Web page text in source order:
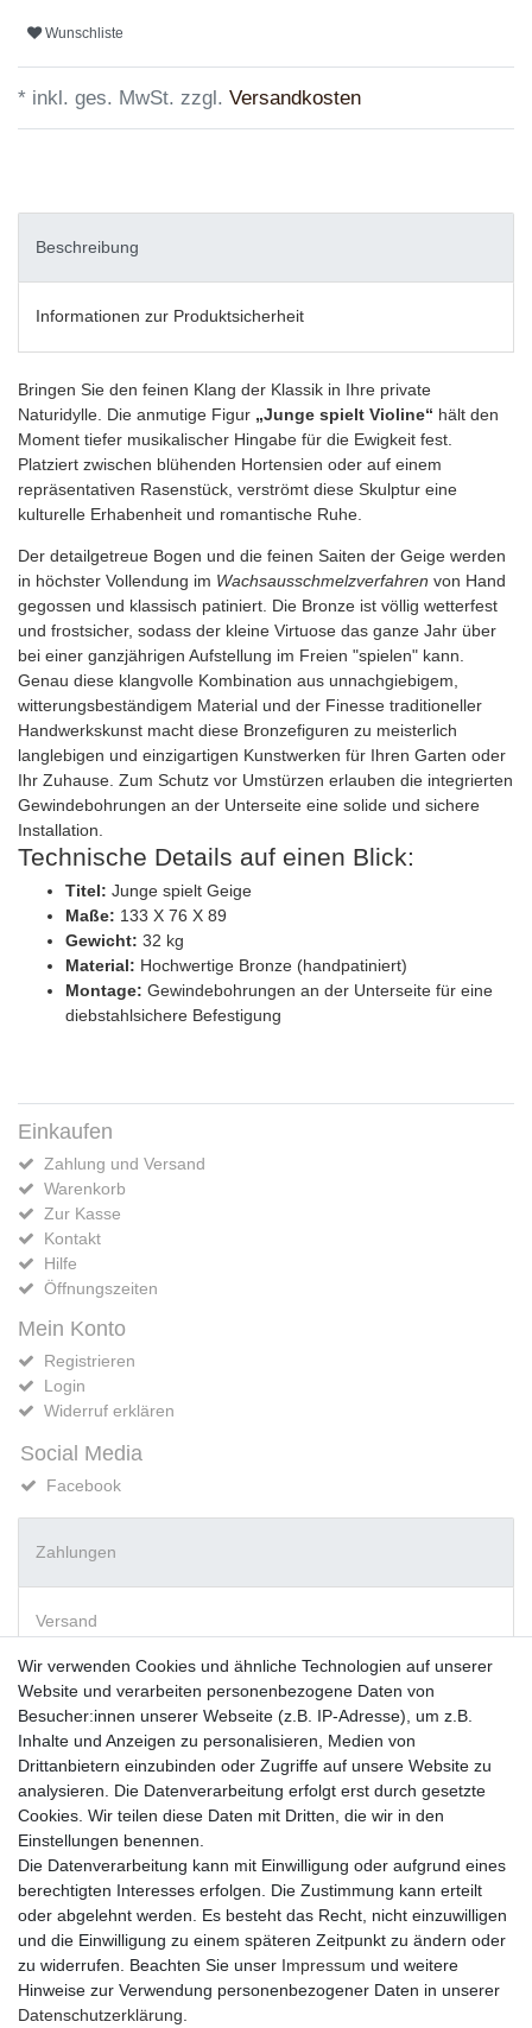
Wunschliste
* inkl. ges. MwSt. zzgl. Versandkosten
Beschreibung
Informationen zur Produktsicherheit
Bringen Sie den feinen Klang der Klassik in Ihre private
Naturidylle. Die anmutige Figur „Junge spielt Violine“ hält den
Moment tiefer musikalischer Hingabe für die Ewigkeit fest.
Platziert zwischen blühenden Hortensien oder auf einem
repräsentativen Rasenstück, verströmt diese Skulptur eine
kulturelle Erhabenheit und romantische Ruhe.
Der detailgetreue Bogen und die feinen Saiten der Geige werden
in höchster Vollendung im Wachsausschmelzverfahren von Hand
gegossen und klassisch patiniert. Die Bronze ist völlig wetterfest
und frostsicher, sodass der kleine Virtuose das ganze Jahr über
bei einer ganzjährigen Aufstellung im Freien "spielen" kann.
Genau diese klangvolle Kombination aus unnachgiebigem,
witterungsbeständigem Material und der Finesse traditioneller
Handwerkskunst macht diese Bronzefiguren zu meisterlich
langlebigen und einzigartigen Kunstwerken für Ihren Garten oder
Ihr Zuhause. Zum Schutz vor Umstürzen erlauben die integrierten
Gewindebohrungen an der Unterseite eine solide und sichere
Installation.
Technische Details auf einen Blick:
Titel: Junge spielt Geige
Maße: 133 X 76 X 89
Gewicht: 32 kg
Material: Hochwertige Bronze (handpatiniert)
Montage: Gewindebohrungen an der Unterseite für eine
diebstahlsichere Befestigung
Einkaufen
Zahlung und Versand
Warenkorb
Zur Kasse
Kontakt
Hilfe
Öffnungszeiten
Mein Konto
Registrieren
Login
Widerruf erklären
Social Media
Facebook
Zahlungen
Versand
Vorkasse
PayPal
Sofortüberweisung
Kreditkarte
AmazonPay
Bar bei Abholung
Widerrufs­recht Widerrufs­formular Impressum
Wir verwenden Cookies und ähnliche Technologien auf unserer
Website und verarbeiten personenbezogene Daten von
Besucher:innen unserer Webseite (z.B. IP-Adresse), um z.B.
Inhalte und Anzeigen zu personalisieren, Medien von
Drittanbietern einzubinden oder Zugriffe auf unsere Website zu
analysieren. Die Datenverarbeitung erfolgt erst durch gesetzte
Cookies. Wir teilen diese Daten mit Dritten, die wir in den
Einstellungen benennen.
Die Datenverarbeitung kann mit Einwilligung oder aufgrund eines
berechtigten Interesses erfolgen. Die Zustimmung kann erteilt
oder abgelehnt werden. Es besteht das Recht, nicht einzuwilligen
und die Einwilligung zu einem späteren Zeitpunkt zu ändern oder
zu widerrufen. Beachten Sie unser Impressum und weitere
Hinweise zur Verwendung personenbezogener Daten in unserer
Daten­schutz­erklärung